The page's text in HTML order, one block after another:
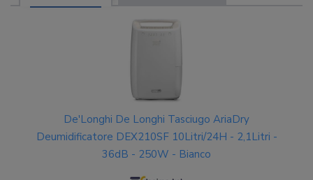
De'Longhi De Longhi Tasciugo AriaDry
Deumidificatore DEX210SF 10Litri/24H - 2,1Litri -
36dB - 250W - Bianco